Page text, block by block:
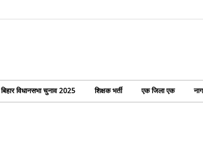
बिहार विधानसभा चुनाव 2025 शिक्षक भर्ती एक जिला एक